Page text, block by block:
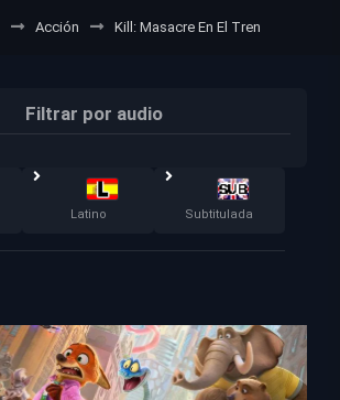
Acción Kill: Masacre En El Tren
Filtrar por audio
Latino Subtitulada